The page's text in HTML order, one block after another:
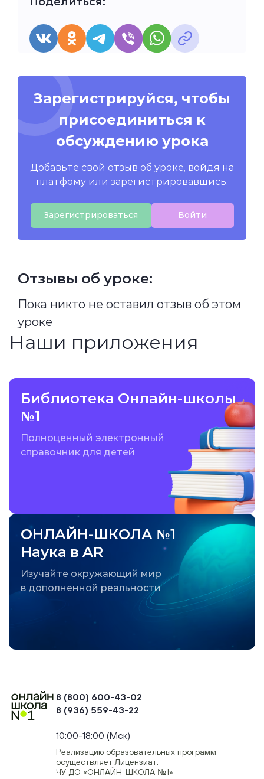
Зарегистрируйся, чтобы
присоединиться к
обсуждению урока
Добавьте свой отзыв об уроке, войдя на
платфому или зарегистрировавшись.
Зарегистрироваться Войти
Отзывы об уроке:
Пока никто не оставил отзыв об этом
уроке
Наши приложения
Библиотека Онлайн-школы
№1
Полноценный электронный
справочник для детей
ОНЛАЙН-ШКОЛА №1
Наука в AR
Изучайте окружающий мир
в дополненной реальности
8 (800) 600-43-02
8 (936) 559-43-22
10:00-18:00 (Мск)
Реализацию образовательных программ
осуществляет Лицензиат:
ЧУ ДО «ОНЛАЙН-ШКОЛА №1»